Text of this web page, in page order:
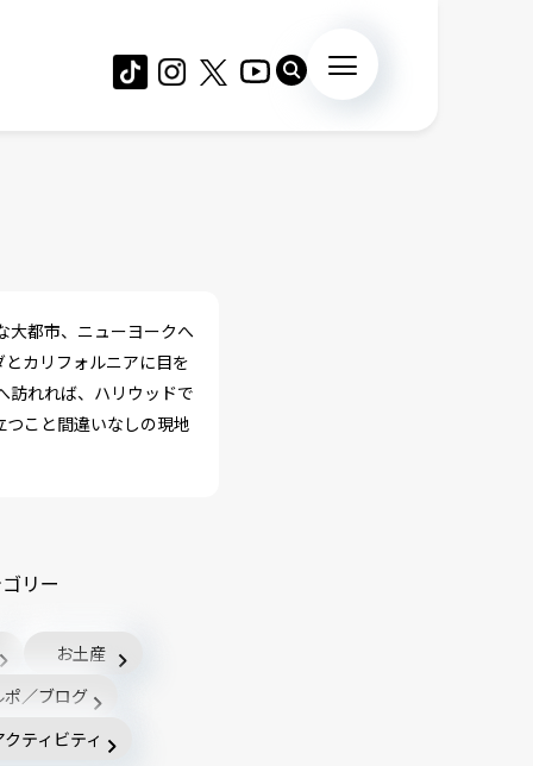
大都市、ニューヨークへ
カリフォルニアに目を
訪れれば、ハリウッドで
こと間違いなしの現地
リー
お土産
／ブログ
ティビティ